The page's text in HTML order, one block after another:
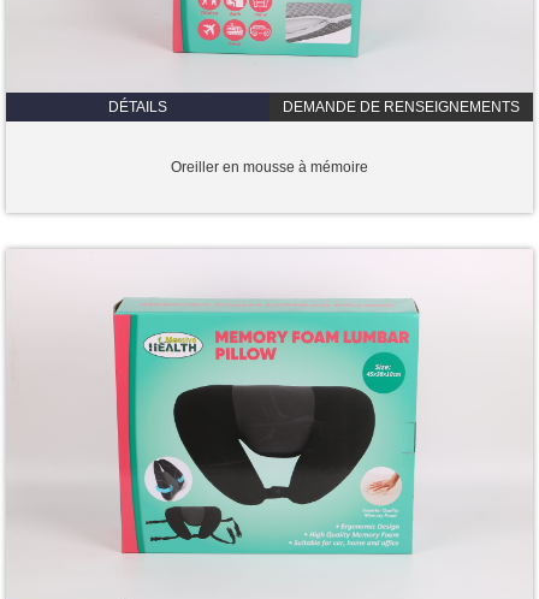
DÉTAILS DEMANDE DE RENSEIGNEMENTS
Oreiller en mousse à mémoire